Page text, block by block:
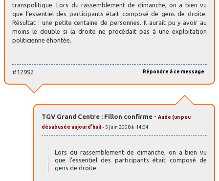
transpolitique. Lors du rassemblement de dimanche, on a bien vu
que l’essentiel des participants était composé de gens de droite.
Résultat : une petite centaine de personnes. Il aurait pu y avoir au
moins le double si la droite ne procédait pas à une exploitation
politicienne éhontée.
Répondre à ce message
#12992
TGV Grand Centre : Fillon confirme - Aude (un peu
désabusée aujourd’hui) - 5 juin 2008 à 14:04
Lors du rassemblement de dimanche, on a bien vu
que l’essentiel des participants était composé de
gens de droite.